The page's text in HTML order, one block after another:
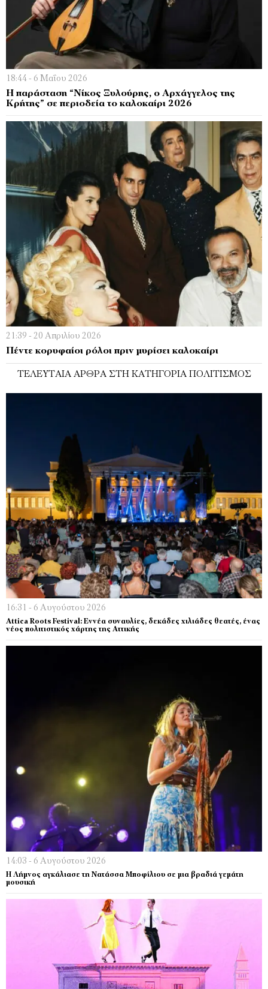
18:44 - 6 Μαΐου 2026
Η παράσταση “Νίκος Ξυλούρης, ο Αρχάγγελος της
Κρήτης” σε περιοδεία το καλοκαίρι 2026
21:39 - 20 Απριλίου 2026
Πέντε κορυφαίοι ρόλοι πριν µυρίσει καλοκαίρι
ΤΕΛΕΥΤΑΊΑ ΆΡΘΡΑ ΣΤΗ ΚΑΤΗΓΟΡΊΑ ΠΟΛΙΤΙΣΜΌΣ
16:31 - 6 Αυγούστου 2026
Attica Roots Festival: Εννέα συναυλίες, δεκάδες χιλιάδες θεατές, ένας
νέος πολιτιστικός χάρτης της Αττικής
14:03 - 6 Αυγούστου 2026
Η Λήμνος αγκάλιασε τη Νατάσσα Μποφίλιου σε μια βραδιά γεμάτη
μουσική